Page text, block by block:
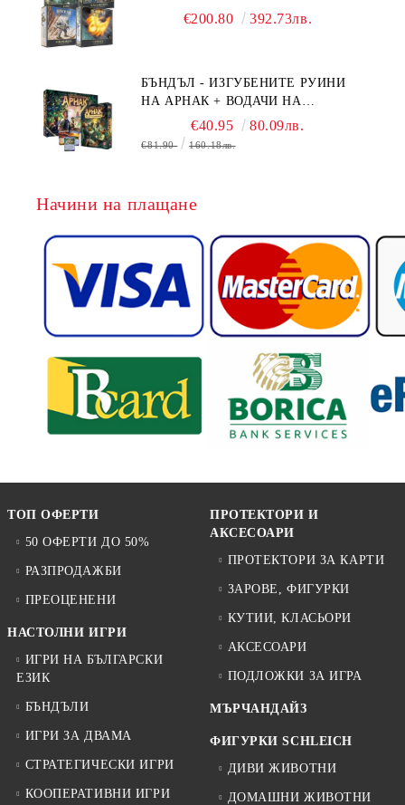
BOARD GAME EXPANSIONS -
€200.80 392.73лв.
БЪНДЪЛ - ИЗГУБЕНИТЕ РУИНИ
НА АРНАК + ВОДАЧИ НА
ЕКСПЕДИЦИИ + ПРОМО КАРТИ
БЕЗПЛАТНО
€40.95 80.09лв.
€81.90 160.18лв.
Начини на плащане
ТОП ОФЕРТИ
50 ОФЕРТИ ДО 50%
РАЗПРОДАЖБИ
ПРЕОЦЕНЕНИ
НАСТОЛНИ ИГРИ
ИГРИ НА БЪЛГАРСКИ
ЕЗИК
БЪНДЪЛИ
ИГРИ ЗА ДВАМА
СТРАТЕГИЧЕСКИ ИГРИ
КООПЕРАТИВНИ ИГРИ
ПРОТЕКТОРИ И
АКСЕСОАРИ
ПРОТЕКТОРИ ЗА КАРТИ
ЗАРОВЕ, ФИГУРКИ
КУТИИ, КЛАСЬОРИ
АКСЕСОАРИ
ПОДЛОЖКИ ЗА ИГРА
МЪРЧАНДАЙЗ
ФИГУРКИ SCHLEICH
ДИВИ ЖИВОТНИ
ДОМАШНИ ЖИВОТНИ